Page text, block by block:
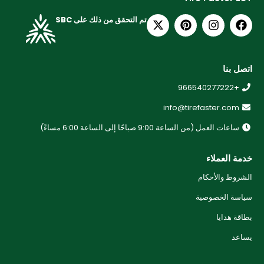
تم التحقق من ذلك على SBC
اتصل بنا
+966540277222
info@tirefaster.com
ساعات العمل (من الساعة 9:00 صباحًا إلى الساعة 6:00 مساءً)
خدمة العملاء
الشروط والأحكام
سياسة الخصوصية
بطاقة هدايا
يساعد